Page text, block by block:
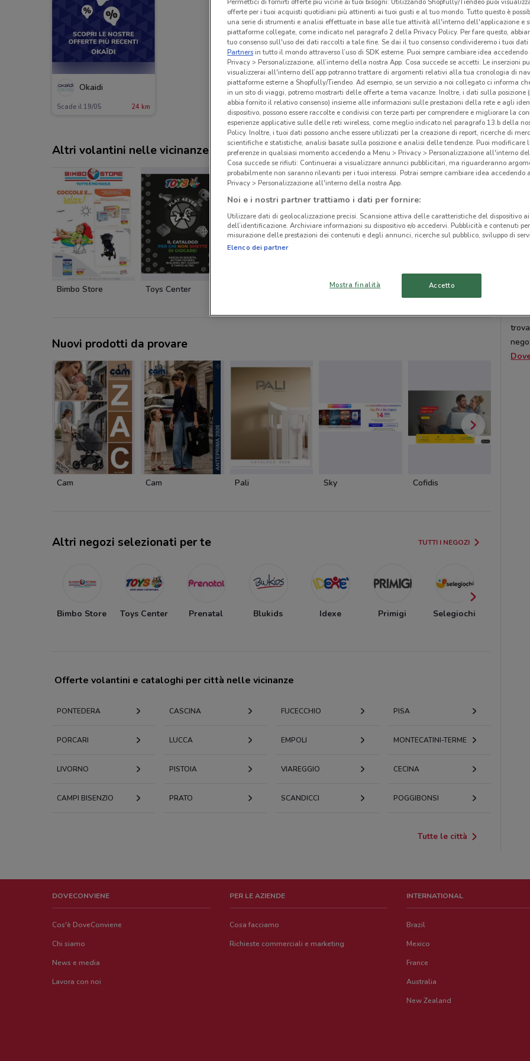
Okaidi
Scade il 19/05 24 km
Altri volantini nelle vicinanze
Bimbo Store Toys Center Prenatal Blukids
Nuovi prodotti da provare
Cam Cam Pali Sky Cofidis
Altri negozi selezionati per te TUTTI I NEGOZI
Bimbo Store Toys Center Prenatal Blukids Idexe Primigi Selegiochi
Offerte volantini e cataloghi per città nelle vicinanze
PONTEDERA CASCINA FUCECCHIO PISA
PORCARI LUCCA EMPOLI MONTECATINI-TERME
LIVORNO PISTOIA VIAREGGIO CECINA
CAMPI BISENZIO PRATO SCANDICCI POGGIBONSI
Tutte le città
tuoi
del
I
DOVECONVIENE
Cos'è DoveConviene
Chi siamo
News e media
Lavora con noi
PER LE AZIENDE
Cosa facciamo
Richieste commerciali e marketing
INTERNATIONAL
Brazil
Mexico
France
Australia
New Zealand
offerte per i tuoi acquisti quotidiani più attinenti ai tuoi gusti e al tuo mondo. Tutto questo è
una serie di strumenti e analisi effettuate in base alle tue attività all'interno dell'applicazione e
piattaforme collegate, come indicato nel paragrafo 2 della Privacy Policy. Per fare questo,
tuo consenso sull'uso dei dati raccolti a tale fine. Se dai il tuo consenso condivideremo i tuoi dati
Partnersin tutto il mondo attraverso l’uso di SDK esterne. Puoi sempre cambiare idea accedendo
Privacy > Personalizzazione, all’interno della nostra App. Cosa succede se accetti: Le inserzioni
visualizzerai all'interno dell’app potranno trattare di argomenti relativi alla tua cronologia di
piattaforme esterne a Shopfully/Tiendeo. Ad esempio, se un servizio a noi collegato ci informa
in un sito di viaggi, potremo mostrarti delle offerte a tema vacanze. Inoltre, i dati sulla posizione
abbia fornito il relativo consenso) insieme alle informazioni sulle prestazioni della rete e agli
dispositivo, possono essere raccolte e condivisi con terze parti per comprendere e migliorare la
esperienze applicative sulle delle reti wireless, come meglio indicato nel paragrafo 13.b della
Policy. Inoltre, i tuoi dati possono anche essere utilizzati per la creazione di report, ricerche di
scientifiche e statistiche, analisi basate sulla posizione e analisi delle tendenze. Puoi modificare
preferenze in qualsiasi momento accedendo a Menu > Privacy > Personalizzazione all'interno
Cosa succede se rifiuti: Continuerai a visualizzare annunci pubblicitari, ma riguarderanno
probabilmente non saranno rilevanti per i tuoi interessi. Potrai sempre cambiare idea accedendo
Privacy > Personalizzazione all'interno della nostra App.
Noi e i nostri partner trattiamo i dati per fornire:
Utilizzare dati di geolocalizzazione precisi. Scansione attiva delle caratteristiche del dispositivo
dell’identificazione. Archiviare informazioni su dispositivo e/o accedervi. Pubblicità e contenuti
misurazione delle prestazioni dei contenuti e degli annunci, ricerche sul pubblico, sviluppo di
Elenco dei partner
Mostra finalità Accetto